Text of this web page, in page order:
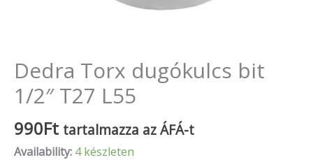
Dedra Torx dugókulcs bit
1/2″ T27 L55
990Ft tartalmazza az ÁFÁ-t
Availability: 4 készleten